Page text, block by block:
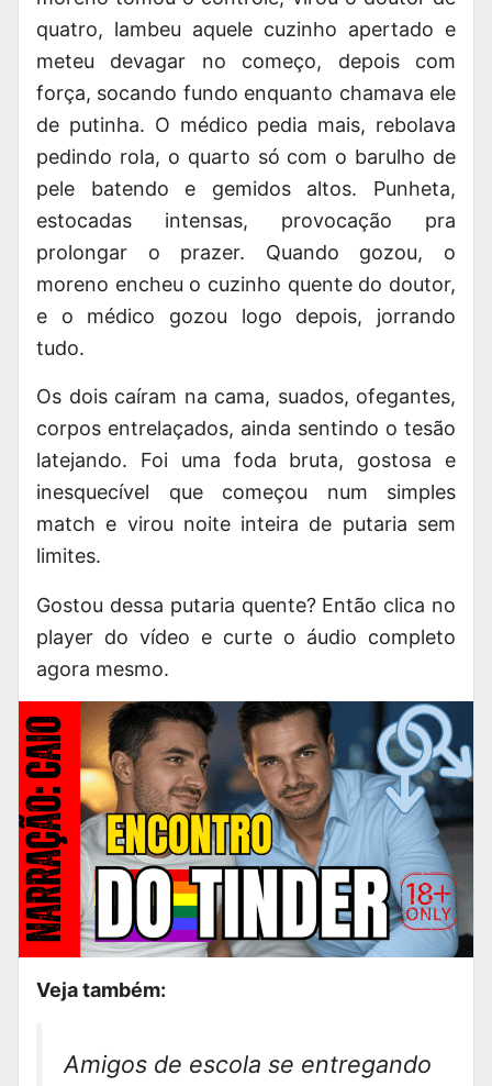
quatro, lambeu aquele cuzinho apertado e
meteu devagar no começo, depois com
força, socando fundo enquanto chamava ele
de putinha. O médico pedia mais, rebolava
pedindo rola, o quarto só com o barulho de
pele batendo e gemidos altos. Punheta,
estocadas intensas, provocação pra
prolongar o prazer. Quando gozou, o
moreno encheu o cuzinho quente do doutor,
e o médico gozou logo depois, jorrando
tudo.
Os dois caíram na cama, suados, ofegantes,
corpos entrelaçados, ainda sentindo o tesão
latejando. Foi uma foda bruta, gostosa e
inesquecível que começou num simples
match e virou noite inteira de putaria sem
limites.
Gostou dessa putaria quente? Então clica no
player do vídeo e curte o áudio completo
agora mesmo.
Veja também:
Amigos de escola se entregando